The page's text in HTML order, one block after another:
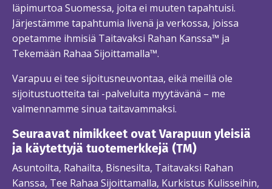
läpimurtoa Suomessa, joita ei muuten tapahtuisi.
Järjestämme tapahtumia livenä ja verkossa, joissa
opetamme ihmisiä Taitavaksi Rahan Kanssa™ ja
Tekemään Rahaa Sijoittamalla™.
Varapuu ei tee sijoitusneuvontaa, eikä meillä ole
sijoitustuotteita tai -palveluita myytävänä – me
valmennamme sinua taitavammaksi.
Seuraavat nimikkeet ovat Varapuun yleisiä
ja käytettyjä tuotemerkkejä (TM)
Asuntoilta, Rahailta, Bisnesilta, Taitavaksi Rahan
Kanssa, Tee Rahaa Sijoittamalla, Kurkistus Kulisseihin,